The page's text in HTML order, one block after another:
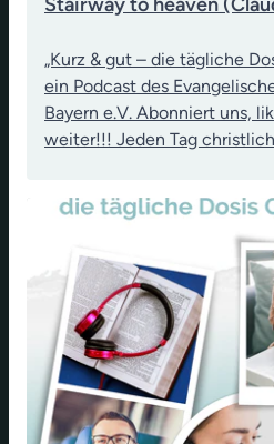
„Kurz & gut – die tägliche
ein Podcast des
Bayern e.V. Abonniert uns,
weiter!!! Jeden Tag